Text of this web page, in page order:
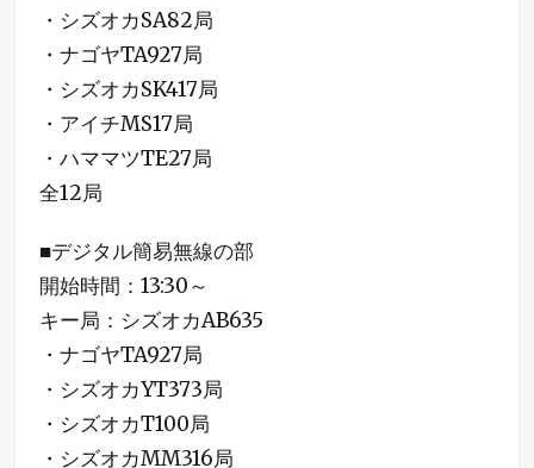
・シズオカSA82局
・ナゴヤTA927局
・シズオカSK417局
・アイチMS17局
・ハママツTE27局
全12局
■デジタル簡易無線の部
開始時間：13:30～
キー局：シズオカAB635
・ナゴヤTA927局
・シズオカYT373局
・シズオカT100局
・シズオカMM316局